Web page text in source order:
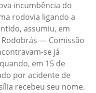
incumbência do
rodovia ligando a
assumiu, em
— Comissão
se já
em 15 de
por acidente de
recebeu seu nome.